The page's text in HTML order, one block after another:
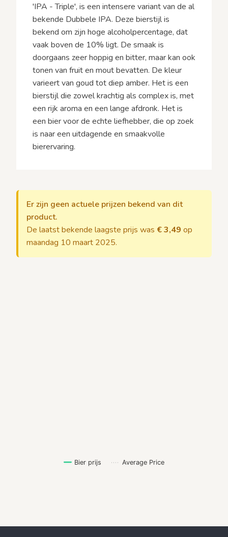
'IPA - Triple', is een intensere variant van de al
bekende Dubbele IPA. Deze bierstijl is
bekend om zijn hoge alcoholpercentage, dat
vaak boven de 10% ligt. De smaak is
doorgaans zeer hoppig en bitter, maar kan ook
tonen van fruit en mout bevatten. De kleur
varieert van goud tot diep amber. Het is een
bierstijl die zowel krachtig als complex is, met
een rijk aroma en een lange afdronk. Het is
een bier voor de echte liefhebber, die op zoek
is naar een uitdagende en smaakvolle
bierervaring.
Er zijn geen actuele prijzen bekend van dit
product.
De laatst bekende laagste prijs was € 3,49 op
maandag 10 maart 2025.
Bier prijs Average Price